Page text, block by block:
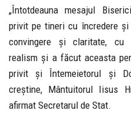
„Întotdeauna mesajul
privit pe tineri cu încredere
convingere și claritate, cu
realism și a făcut aceasta
privit și Întemeietorul și
creștine, Mântuitorul Iisus
afirmat Secretarul de Stat.